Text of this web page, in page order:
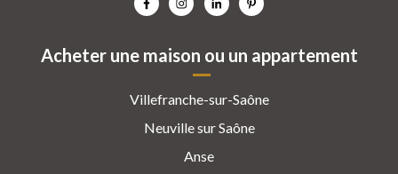
Acheter une maison ou un appartement
Villefranche-sur-Saône
Neuville sur Saône
Anse